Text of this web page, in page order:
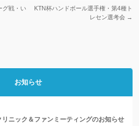
グ戦・い
KTN杯ハンドボール選手権・第4種ト
レセン選考会 →
お知らせ
ニック＆ファンミーティングのお知らせ